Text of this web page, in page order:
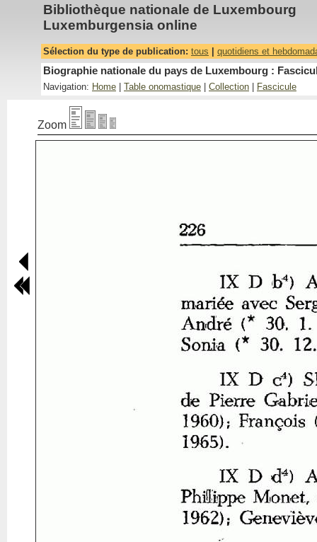
Bibliothèque nationale de Luxembourg
Luxemburgensia online
Sélection du type de publication: tous quotidiens et
Biographie nationale du pays de Luxembourg :
Navigation: Home Table onomastique Collection Fascicule
Zoom